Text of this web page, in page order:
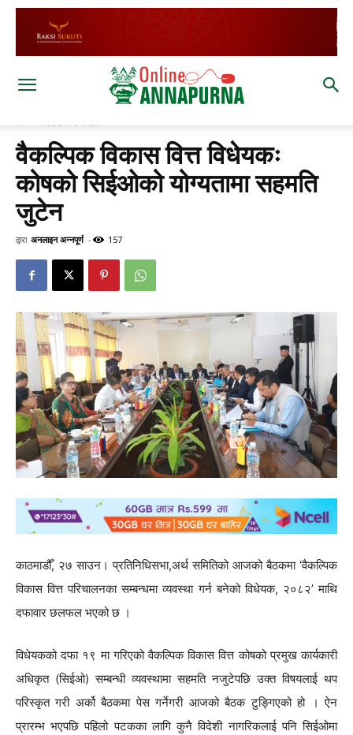
घर headline main
वैकल्पिक विकास वित्त विधेयकः
कोषको सिईओको योग्यतामा सहमति
जुटेन
द्वारा अनलाइन अन्नपूर्ण - 157
काठमाडौँ, २७ साउन। प्रतिनिधिसभा,अर्थ समितिको आजको बैठकमा ‘वैकल्पिक
विकास वित्त परिचालनका सम्बन्धमा व्यवस्था गर्न बनेको विधेयक, २०८२’ माथि
दफावार छलफल भएको छ ।
विधेयकको दफा १९ मा गरिएको वैकल्पिक विकास वित्त कोषको प्रमुख कार्यकारी
अधिकृत (सिईओ) सम्बन्धी व्यवस्थामा सहमति नजुटेपछि उक्त विषयलाई थप
परिस्कृत गरी अर्को बैठकमा पेस गर्नेगरी आजको बैठक टुङ्गिएको हो । ऐन
प्रारम्भ भएपछि पहिलो पटकका लागि कुनै विदेशी नागरिकलाई पनि सिईओमा